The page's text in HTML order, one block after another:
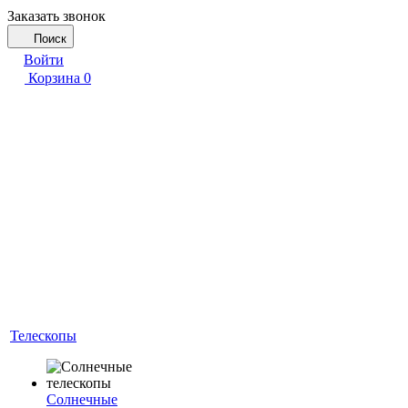
Заказать звонок
Поиск
Войти
Корзина 0
Телескопы
Солнечные